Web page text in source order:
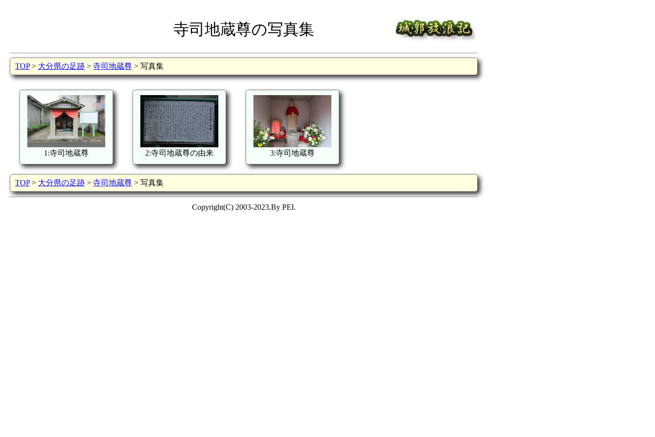
寺司地蔵尊の写真集
TOP> 大分県の足跡 > 寺司地蔵尊 > 写真集
1:寺司地蔵尊 2:寺司地蔵尊の由来 3:寺司地蔵尊
TOP> 大分県の足跡 > 寺司地蔵尊 > 写真集
Copyright(C) 2003-2023,By PEI.